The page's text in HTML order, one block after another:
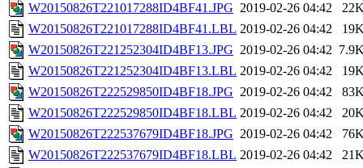
W20150826T221017288ID4BF41.JPG 2019-02-26 04:42
W20150826T221017288ID4BF41.LBL 2019-02-26 04:42
W20150826T221252304ID4BF13.JPG 2019-02-26 04:42
W20150826T221252304ID4BF13.LBL 2019-02-26 04:42
W20150826T222529850ID4BF18.JPG 2019-02-26 04:42
W20150826T222529850ID4BF18.LBL 2019-02-26 04:42
W20150826T222537679ID4BF18.JPG 2019-02-26 04:42
W20150826T222537679ID4BF18.LBL 2019-02-26 04:42